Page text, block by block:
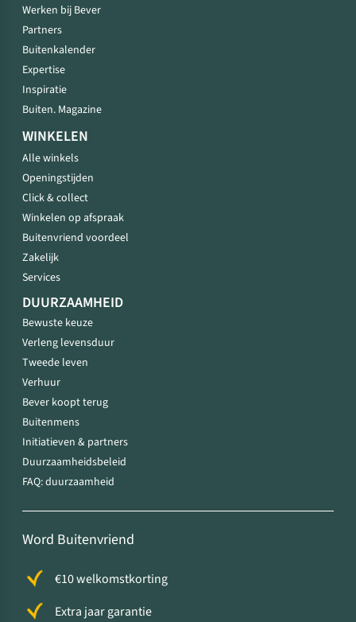
Werken bij Bever
Partners
Buitenkalender
Expertise
Inspiratie
Buiten. Magazine
WINKELEN
Alle winkels
Openingstijden
Click & collect
Winkelen op afspraak
Buitenvriend voordeel
Zakelijk
Services
DUURZAAMHEID
Bewuste keuze
Verleng levensduur
Tweede leven
Verhuur
Bever koopt terug
Buitenmens
Initiatieven & partners
Duurzaamheidsbeleid
FAQ: duurzaamheid
Word Buitenvriend
€10 welkomstkorting
Extra jaar garantie